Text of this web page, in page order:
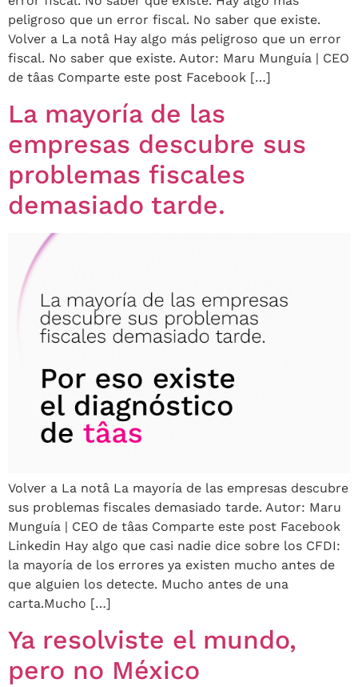
peligroso que un error fiscal. No saber que existe.
Volver a La notâ Hay algo más peligroso que un error
fiscal. No saber que existe. Autor: Maru Munguía | CEO
de tâas Comparte este post Facebook […]
La mayoría de las
empresas descubre sus
problemas fiscales
demasiado tarde.
Volver a La notâ La mayoría de las empresas descubre
sus problemas fiscales demasiado tarde. Autor: Maru
Munguía | CEO de tâas Comparte este post Facebook
Linkedin Hay algo que casi nadie dice sobre los CFDI:
la mayoría de los errores ya existen mucho antes de
que alguien los detecte. Mucho antes de una
carta.Mucho […]
Ya resolviste el mundo,
pero no México